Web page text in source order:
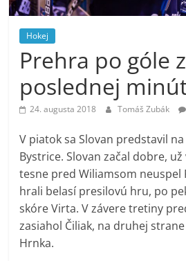
Hokej
Prehra po góle z
poslednej
24. augusta 2018 Tomáš Zubák
V piatok sa Slovan predstavil
Bystrice. Slovan začal dobre,
tesne pred Wiliamsom neuspel
hrali belasí presilovú hru, po
skóre Virta. V závere tretiny
zasiahol Čiliak, na druhej
Hrnka.